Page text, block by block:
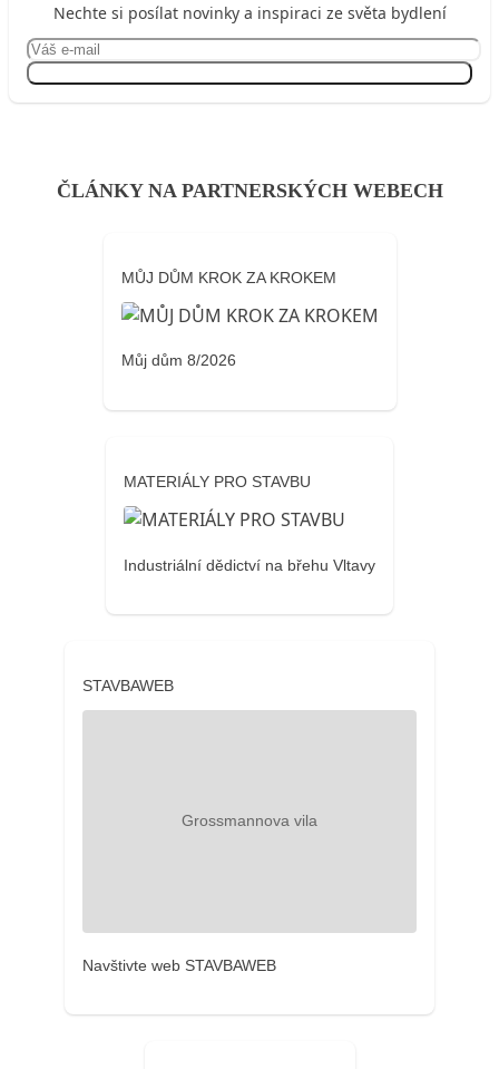
Nechte si posílat novinky a inspiraci ze světa bydlení
ČLÁNKY NA PARTNERSKÝCH WEBECH
MŮJ DŮM KROK ZA KROKEM
Můj dům 8/2026
MATERIÁLY PRO STAVBU
Industriální dědictví na břehu Vltavy
STAVBAWEB
Navštivte web STAVBAWEB